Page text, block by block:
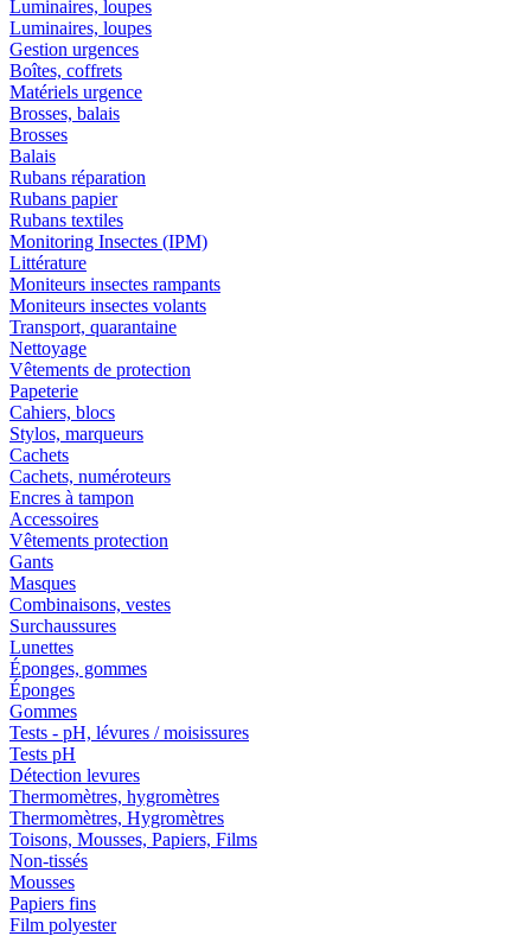
Luminaires, loupes
Luminaires, loupes
Gestion urgences
Boîtes, coffrets
Matériels urgence
Brosses, balais
Brosses
Balais
Rubans réparation
Rubans papier
Rubans textiles
Monitoring Insectes (IPM)
Littérature
Moniteurs insectes rampants
Moniteurs insectes volants
Transport, quarantaine
Nettoyage
Vêtements de protection
Papeterie
Cahiers, blocs
Stylos, marqueurs
Cachets
Cachets, numéroteurs
Encres à tampon
Accessoires
Vêtements protection
Gants
Masques
Combinaisons, vestes
Surchaussures
Lunettes
Éponges, gommes
Éponges
Gommes
Tests - pH, lévures / moisissures
Tests pH
Détection levures
Thermomètres, hygromètres
Thermomètres, Hygromètres
Toisons, Mousses, Papiers, Films
Non-tissés
Mousses
Papiers fins
Film polyester